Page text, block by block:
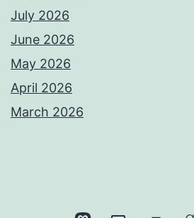
July 2026
June 2026
May 2026
April 2026
March 2026